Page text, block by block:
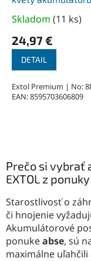
nádoba, 280-
LED
Priemerné
hodnotenie
produktu
5,0
z
5
Skladom (11 ks)
24,97 €
DETAIL
Extol Premium | No:
EAN: 8595703606809
Prečo si vybrať
EXTOL z
Starostlivosť o
či hnojenie
Akumulátorové
ponukeabse, sú
maximálne